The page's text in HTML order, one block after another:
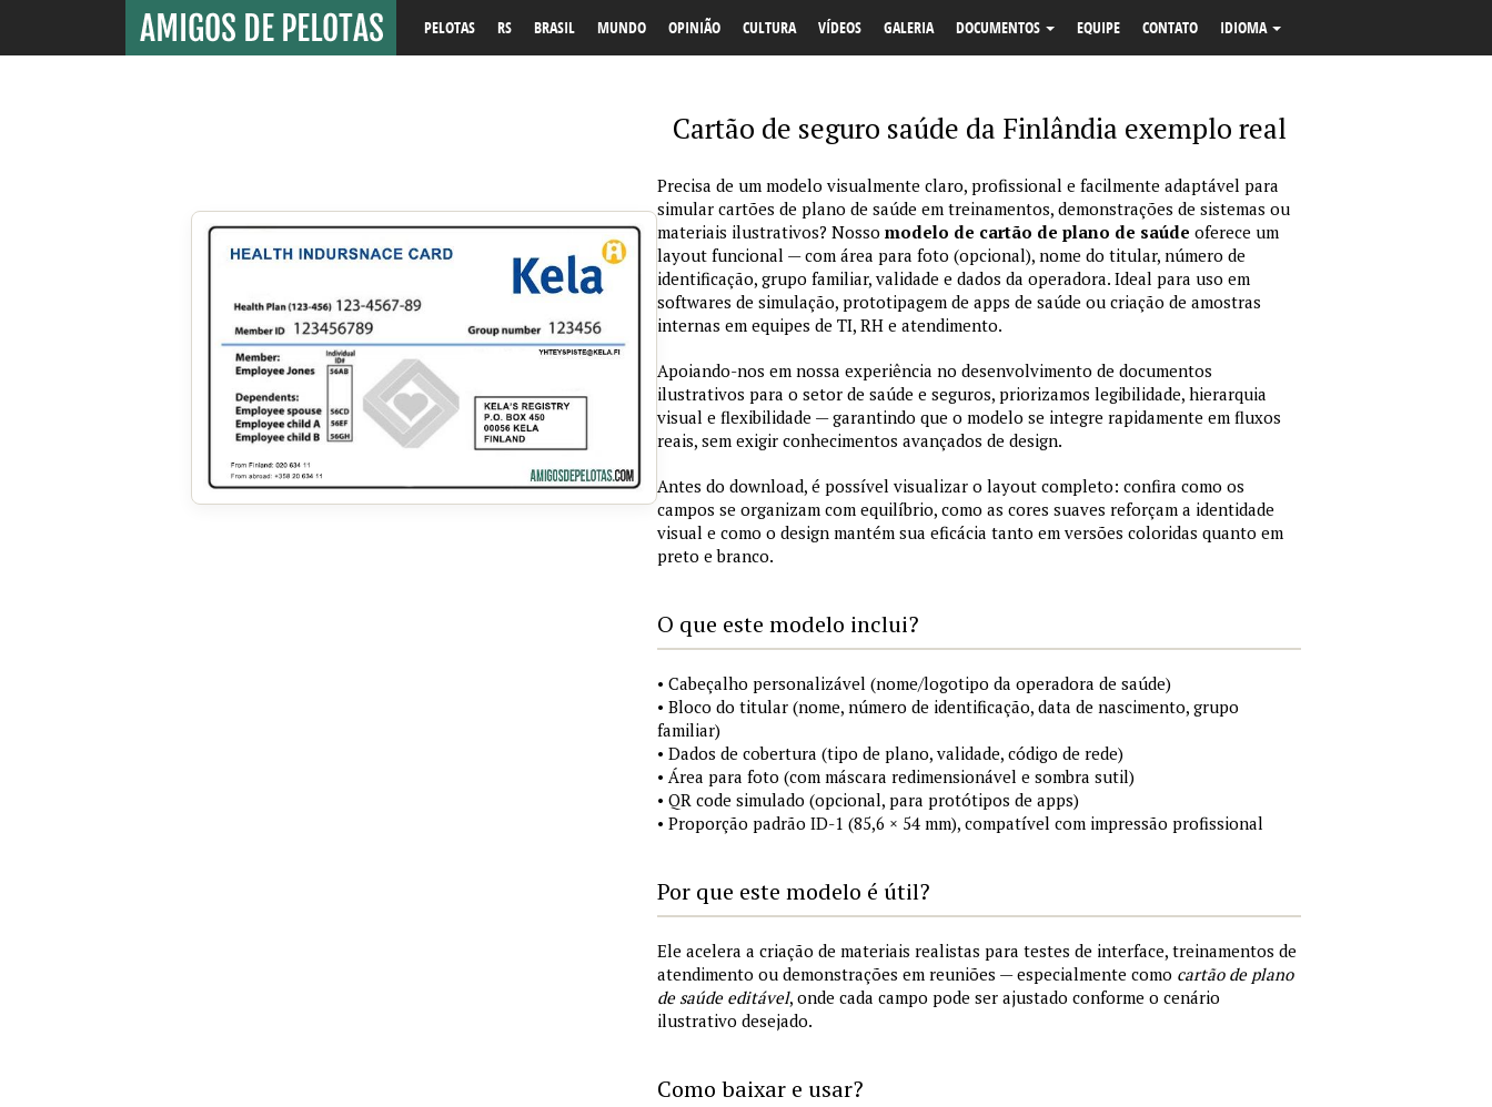
PELOTAS RS BRASIL MUNDO OPINIÃO CULTURA VÍDEOS GALERIA DOCUMENTOS EQUIPE CONTATO IDIOMA
Cartão de seguro saúde da Finlândia exemplo real
Precisa de um modelo visualmente claro, profissional e facilmente adaptável para
simular cartões de plano de saúde em treinamentos, demonstrações de sistemas ou
materiais ilustrativos? Nosso modelo de cartão de plano de saúde oferece um
layout funcional — com área para foto (opcional), nome do titular, número de
identificação, grupo familiar, validade e dados da operadora. Ideal para uso em
softwares de simulação, prototipagem de apps de saúde ou criação de amostras
internas em equipes de TI, RH e atendimento.
Apoiando-nos em nossa experiência no desenvolvimento de documentos
ilustrativos para o setor de saúde e seguros, priorizamos legibilidade, hierarquia
visual e flexibilidade — garantindo que o modelo se integre rapidamente em fluxos
reais, sem exigir conhecimentos avançados de design.
Antes do download, é possível visualizar o layout completo: confira como os
campos se organizam com equilíbrio, como as cores suaves reforçam a identidade
visual e como o design mantém sua eficácia tanto em versões coloridas quanto em
preto e branco.
O que este modelo inclui?
• Cabeçalho personalizável (nome/logotipo da operadora de saúde)
• Bloco do titular (nome, número de identificação, data de nascimento, grupo
familiar)
• Dados de cobertura (tipo de plano, validade, código de rede)
• Área para foto (com máscara redimensionável e sombra sutil)
• QR code simulado (opcional, para protótipos de apps)
• Proporção padrão ID-1 (85,6 × 54 mm), compatível com impressão profissional
Por que este modelo é útil?
Ele acelera a criação de materiais realistas para testes de interface, treinamentos de
atendimento ou demonstrações em reuniões — especialmente como cartão de plano
de saúde editável, onde cada campo pode ser ajustado conforme o cenário
ilustrativo desejado.
Como baixar e usar?